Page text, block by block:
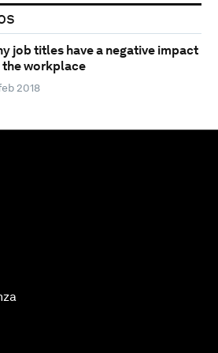
job titles have a negative impact
the workplace
2018